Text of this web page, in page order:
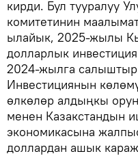
кирди. Бул тууралуу
комитетинин
ылайык, 2025-жылы
долларлык
2024-жылга
Инвестициянын
өлкөлөр алдыңкы
менен Казакстандын
экономикасына
доллардан ашык